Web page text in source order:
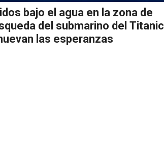
bajo el agua en la zona de
del submarino del Titanic
las esperanzas